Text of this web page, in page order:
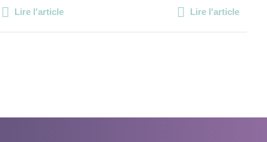
Lire l'article Lire l'article